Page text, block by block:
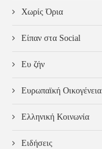
Χωρίς Όρια
Είπαν στα Social
Ευ ζήν
Ευρωπαϊκή Οικογένεια
Ελληνική Κοινωνία
Ειδήσεις